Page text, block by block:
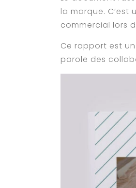
la marque.
commercial lors
Ce rapport est
parole des